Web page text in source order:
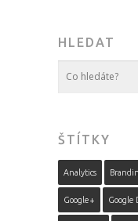
HLEDAT
ŠTÍTKY
Analytics
Google+ Google